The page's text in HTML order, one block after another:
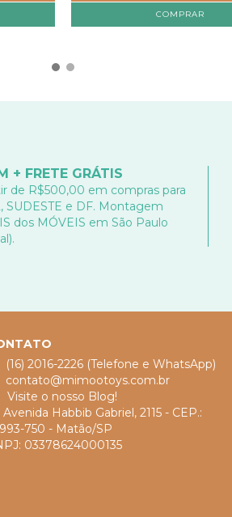
COMPRAR
+ FRETE GRÁTIS
de R$500,00 em compras para
SUDESTE e DF. Montagem
dos MÓVEIS em São Paulo
(16) 2016-2226 (Telefone e WhatsApp)
contato@mimootoys.com.br
Visite o nosso Blog!
Avenida Habbib Gabriel, 2115 - CEP.:
750 - Matão/SP
03378624000135